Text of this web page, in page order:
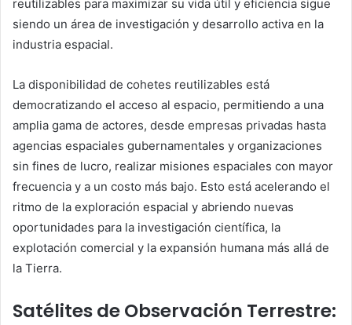
reutilizables para maximizar su vida útil y eficiencia sigue
siendo un área de investigación y desarrollo activa en la
industria espacial.
La disponibilidad de cohetes reutilizables está
democratizando el acceso al espacio, permitiendo a una
amplia gama de actores, desde empresas privadas hasta
agencias espaciales gubernamentales y organizaciones
sin fines de lucro, realizar misiones espaciales con mayor
frecuencia y a un costo más bajo. Esto está acelerando el
ritmo de la exploración espacial y abriendo nuevas
oportunidades para la investigación científica, la
explotación comercial y la expansión humana más allá de
la Tierra.
Satélites de Observación Terrestre: